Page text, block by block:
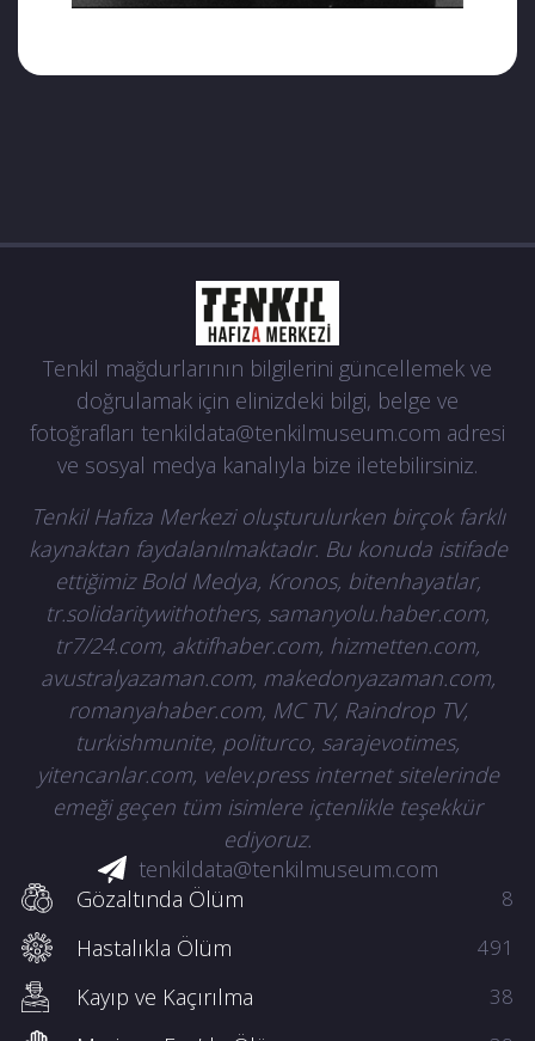
Tenkil mağdurlarının bilgilerini güncellemek ve
doğrulamak için elinizdeki bilgi, belge ve
fotoğrafları tenkildata@tenkilmuseum.com adresi
ve sosyal medya kanalıyla bize iletebilirsiniz.
Tenkil Hafıza Merkezi oluşturulurken birçok farklı
kaynaktan faydalanılmaktadır. Bu konuda istifade
ettiğimiz Bold Medya, Kronos, bitenhayatlar,
tr.solidaritywithothers, samanyolu.haber.com,
tr7/24.com, aktifhaber.com, hizmetten.com,
avustralyazaman.com, makedonyazaman.com,
romanyahaber.com, MC TV, Raindrop TV,
turkishmunite, politurco, sarajevotimes,
yitencanlar.com, velev.press internet sitelerinde
emeği geçen tüm isimlere içtenlikle teşekkür
ediyoruz.
tenkildata@tenkilmuseum.com
Gözaltında Ölüm
8
Hastalıkla Ölüm 491
Kayıp ve Kaçırılma 38